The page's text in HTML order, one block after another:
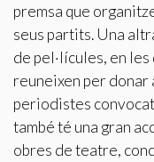
premsa que
seus partits. Una
de pel·lícules, en
reuneixen per donar
periodistes
també té una gran
obres de teatre,
Aquestes cookies
informació sobre les
de l'usuari a través
hàbits de
hàbits de navegació
relacionada amb el